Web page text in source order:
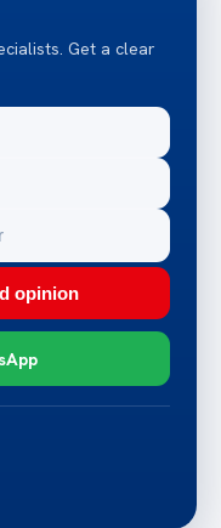
Get a clear
opinion